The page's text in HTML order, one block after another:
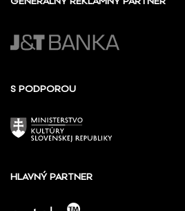
S PODPOROU
HLAVNÝ PARTNER